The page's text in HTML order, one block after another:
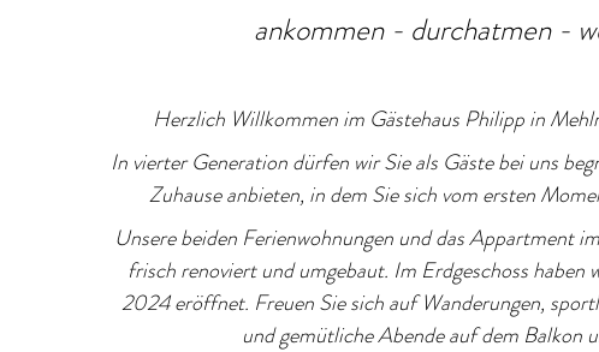
ankommen - durchatmen -
Herzlich Willkommen im Gästehaus Philipp in
In vierter Generation dürfen wir Sie als Gäste bei uns
Zuhause anbieten, in dem Sie sich vom ersten
Unsere beiden Ferienwohnungen und das Appartment
frisch renoviert und umgebaut. Im Erdgeschoss haben
2024 eröffnet. Freuen Sie sich auf Wanderungen,
und gemütliche Abende auf dem Balkon